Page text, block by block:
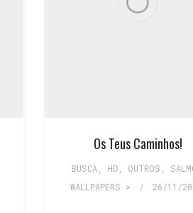
Os Teus Caminhos!
BUSCA, HD, OUTROS
WALLPAPERS >
/ 26/11/